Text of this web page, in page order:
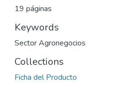
19 páginas
Keywords
Sector Agronegocios
Collections
Ficha del Producto